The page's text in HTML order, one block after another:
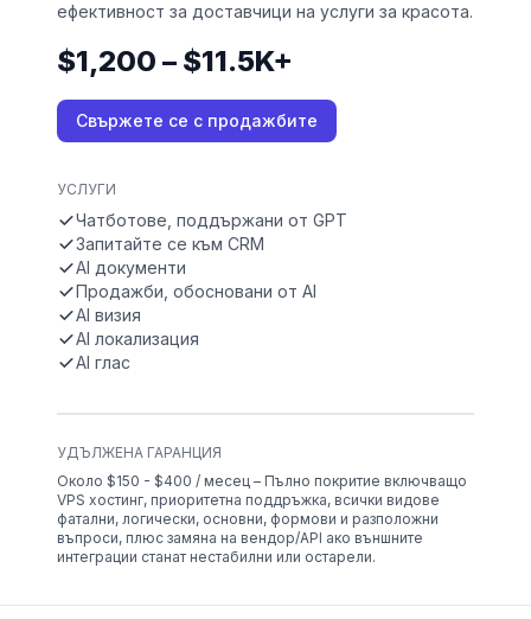
ефективност за доставчици на услуги за красота.
$1,200 – $11.5K+
Свържете се с продажбите
УСЛУГИ
Чатботове, поддържани от GPT
Запитайте се към CRM
AI документи
Продажби, обосновани от AI
AI визия
AI локализация
AI глас
УДЪЛЖЕНА ГАРАНЦИЯ
Около $150 - $400 / месец – Пълно покритие включващо
VPS хостинг, приоритетна поддръжка, всички видове
фатални, логически, основни, формови и разположни
въпроси, плюс замяна на вендор/API ако външните
интеграции станат нестабилни или остарели.